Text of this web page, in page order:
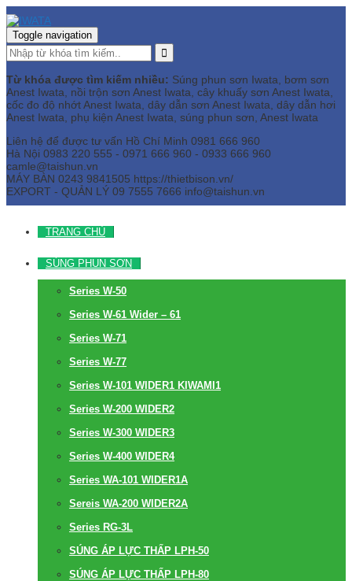
Toggle navigation
Từ khóa được tìm kiếm nhiều: Súng phun sơn Iwata, bơm sơn
Anest Iwata, nồi trộn sơn Anest Iwata, cây khuấy sơn Anest Iwata,
cốc đo độ nhớt Anest Iwata, dây dẫn sơn Anest Iwata, dây dẫn hơi
Anest Iwata, phụ kiện Anest Iwata, súng phun sơn, Anest Iwata
Liên hệ để được tư vấn Hồ Chí Minh 0981 666 960
Hà Nội 0983 220 555 - 0971 666 960 - 0933 666 960
camle@taishun.vn
MÁY BÀN 0243 9841505 https://thietbison.vn/
EXPORT - QUẢN LÝ 09 7555 7666 info@taishun.vn
TRANG CHỦ
SÚNG PHUN SƠN
Series W-50
Series W-61 Wider – 61
Series W-71
Series W-77
Series W-101 WIDER1 KIWAMI1
Series W-200 WIDER2
Series W-300 WIDER3
Series W-400 WIDER4
Series WA-101 WIDER1A
Sereis WA-200 WIDER2A
Series RG-3L
SÚNG ÁP LỰC THẤP LPH-50
SÚNG ÁP LỰC THẤP LPH-80